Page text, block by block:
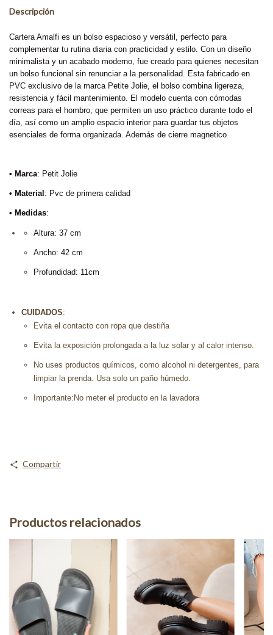
Descripción
Cartera Amalfi es un bolso espacioso y versátil, perfecto para
complementar tu rutina diaria con practicidad y estilo. Con un diseño
minimalista y un acabado moderno, fue creado para quienes necesitan
un bolso funcional sin renunciar a la personalidad. Esta fabricado en
PVC exclusivo de la marca Petite Jolie, el bolso combina ligereza,
resistencia y fácil mantenimiento. El modelo cuenta con cómodas
correas para el hombro, que permiten un uso práctico durante todo el
día, así como un amplio espacio interior para guardar tus objetos
esenciales de forma organizada. Además de cierre magnetico
• Marca: Petit Jolie
• Material : Pvc de primera calidad
• Medidas:
Altura: 37 cm
Ancho: 42 cm
Profundidad: 11cm
CUIDADOS:
Evita el contacto con ropa que destiña
Evita la exposición prolongada a la luz solar y al calor intenso.
No uses productos químicos, como alcohol ni detergentes, para
limpiar la prenda. Usa solo un paño húmedo.
Importante:No meter el producto en la lavadora
Compartir
Productos relacionados